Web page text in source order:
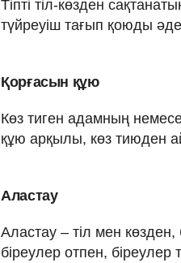
Тіпті тіл-көзден
түйреуіш тағып қоюды
Қорғасын құю
Көз тиген адамның
құю арқылы, көз тиюден
Аластау
Аластау – тіл мен
біреулер отпен, біреулер